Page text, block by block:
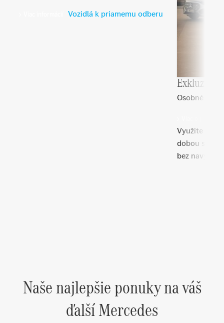
Vozidlá k priamemu odberu
Osobné
Využite
dobou
bez
Naše najlepšie ponuky na váš
ďalší Mercedes